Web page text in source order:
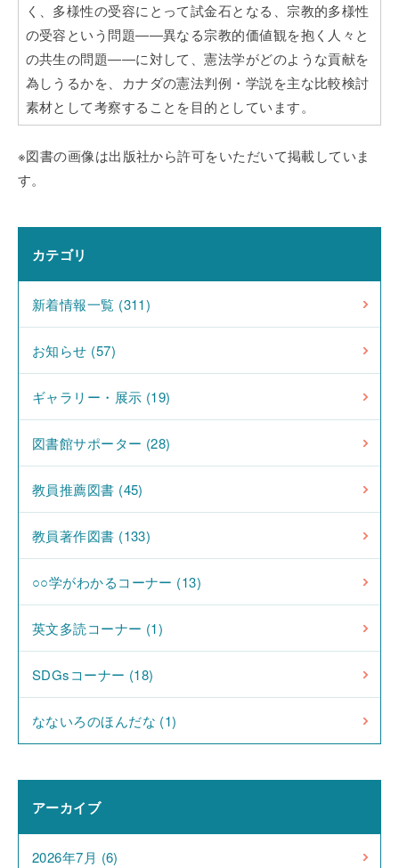
く、多様性の受容にとって試金石となる、宗教的多様性
の受容という問題――異なる宗教的価値観を抱く人々と
の共生の問題――に対して、憲法学がどのような貢献を
為しうるかを、カナダの憲法判例・学説を主な比較検討
素材として考察することを目的としています。
※図書の画像は出版社から許可をいただいて掲載していま
す。
カテゴリ
新着情報一覧 (311)
お知らせ (57)
ギャラリー・展示 (19)
図書館サポーター (28)
教員推薦図書 (45)
教員著作図書 (133)
○○学がわかるコーナー (13)
英文多読コーナー (1)
SDGsコーナー (18)
なないろのほんだな (1)
アーカイブ
2026年7月 (6)